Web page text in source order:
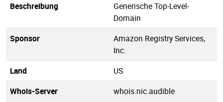
Beschreibung
Generische Top-Level-
Domain
Sponsor
Amazon Registry Services,
Inc.
Land
US
Whois-Server
whois.nic.audible